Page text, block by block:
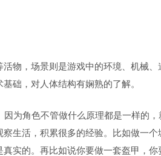
物，场景则是游戏中的环境、机械、
础，对人体结构有娴熟的了解。
为角色不管做什么原理都是一样的
生活，积累很多的经验。比如做一
实的。再比如说你要做一套盔甲，